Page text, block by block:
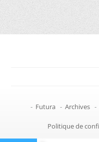
- Futura - Archives -
Politique de